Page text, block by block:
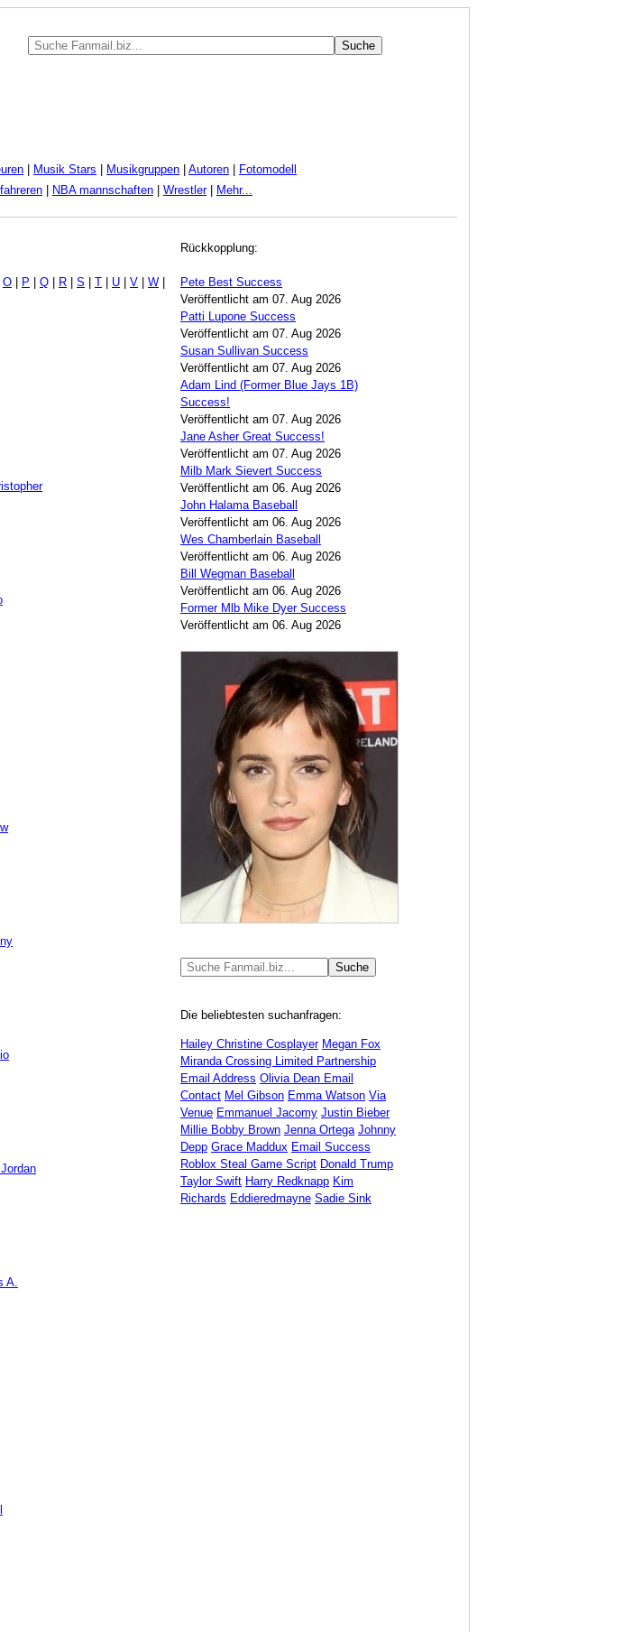
Musik Stars Musikgruppen Autoren
Fotomodell
NBA mannschaften Wrestler| Mehr...
O P Q R S T U V W
A.
Rückkopplung:
Pete Best Success
Veröffentlicht am 07. Aug 2026
Patti Lupone Success
Veröffentlicht am 07. Aug 2026
Susan Sullivan Success
Veröffentlicht am 07. Aug 2026
Adam Lind (Former Blue Jays 1B)
Success!
Veröffentlicht am 07. Aug 2026
Jane Asher Great Success!
Veröffentlicht am 07. Aug 2026
Milb Mark Sievert Success
Veröffentlicht am 06. Aug 2026
John Halama Baseball
Veröffentlicht am 06. Aug 2026
Wes Chamberlain Baseball
Veröffentlicht am 06. Aug 2026
Bill Wegman Baseball
Veröffentlicht am 06. Aug 2026
Former Mlb Mike Dyer Success
Veröffentlicht am 06. Aug 2026
Die beliebtesten suchanfragen:
Hailey Christine Cosplayer Megan Fox
Miranda Crossing Limited Partnership
Email Address Olivia Dean Email
Contact Mel Gibson Emma Watson Via
Venue Emmanuel Jacomy Justin Bieber
Millie Bobby Brown Jenna Ortega Johnny
Depp Grace Maddux Email Success
Roblox Steal Game Script Donald Trump
Taylor Swift Harry Redknapp Kim
Richards Eddieredmayne Sadie Sink